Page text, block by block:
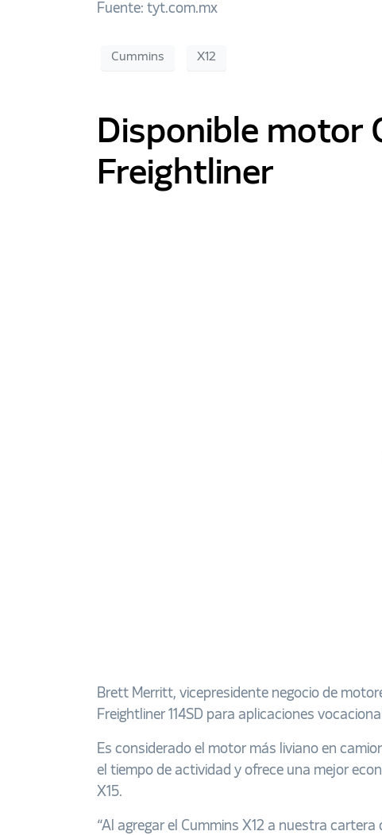
Fuente: tyt.com.mx
Cummins X12
Disponible motor
Freightliner
Brett Merritt, vicepresidente negocio de
Freightliner 114SD para aplicaciones
Es considerado el motor más liviano en
el tiempo de actividad y ofrece una mejor
X15.
“Al agregar el Cummins X12 a nuestra